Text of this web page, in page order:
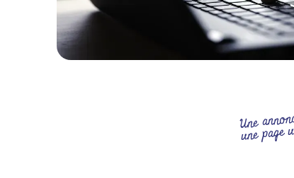
Une
une page